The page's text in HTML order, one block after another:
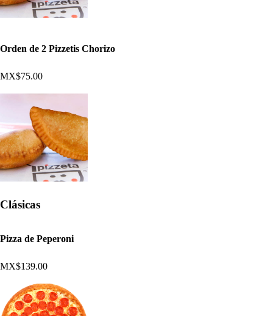
Orden de 2 Pizzetis Chorizo
MX$75.00
Clásicas
Pizza de Peperoni
MX$139.00